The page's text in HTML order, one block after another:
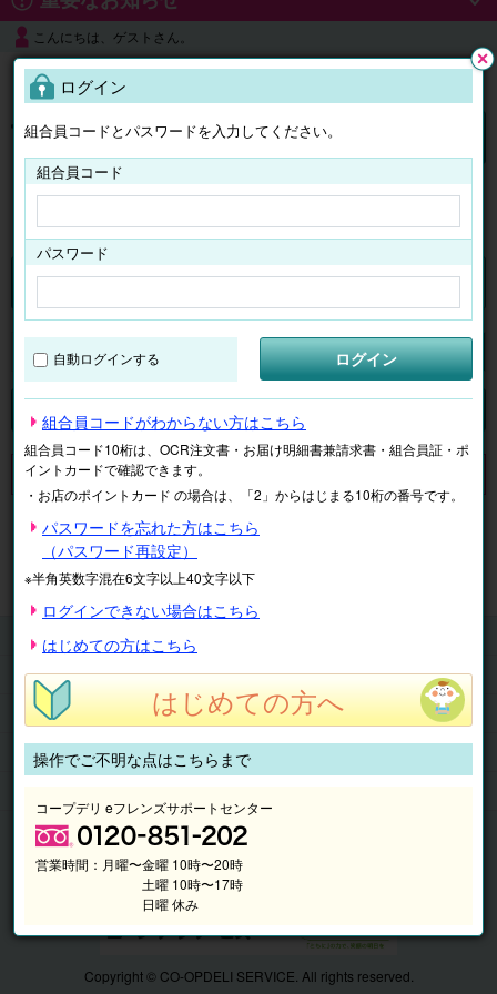
こんにちは、ゲストさん。
よくある質問
ログイン
チケット マイページ
検索
申し訳ございません。 現在、該当商品は、お取扱いしておりません。
マイページ 注文履歴
抽選結果
請求内容
チケット
くらしのサービス
このサイトの使い方
マイページ
Copyright © CO-OPDELI SERVICE. All rights reserved.
ログイン
組合員コードとパスワードを入力してください。
組合員コード
パスワード
自動ログインする ログイン
組合員コードがわからない方はこちら
組合員コード10桁は、OCR注文書・お届け明細書兼請求書・組合員証・ポ
イントカードで確認できます。
・お店のポイントカード の場合は、「2」からはじまる10桁の番号です。
パスワードを忘れた方はこちら
（パスワード再設定）
※半角英数字混在6文字以上40文字以下
ログインできない場合はこちら
はじめての方はこちら
はじめての方へ
操作でご不明な点はこちらまで
コープデリ eフレンズサポートセンター
営業時間： 月曜〜金曜 10時〜20時
土曜 10時〜17時
日曜 休み